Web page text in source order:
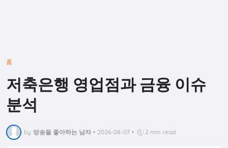
홈
저축은행 영업점과 금융 이슈
분석
by 방송을 좋아하는 남자 • 2026-08-07 • 2 min read